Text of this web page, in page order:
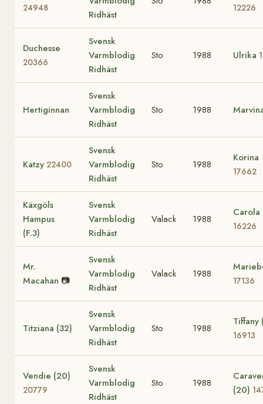
24948
Ridhäst
12226
Duchesse
20366
Svensk
Varmblodig
Ridhäst
Sto 1988 Ulrika
Hertiginnan
Svensk
Varmblodig
Ridhäst
Sto 1988
Katzy 22400
Svensk
Varmblodig
Ridhäst
Sto 1988
Korina
17662
Käxgöls
Hampus
(F.3)
Svensk
Varmblodig
Ridhäst
Valack 1988
Carola
16226
Mr.
Macahan 📷
Svensk
Varmblodig
Ridhäst
Valack 1988
17136
Titziana (32)
Svensk
Varmblodig
Ridhäst
Sto 1988
Tiffany
16913
Vendie (20)
20779
Svensk
Varmblodig
Ridhäst
Sto 1988
(20)